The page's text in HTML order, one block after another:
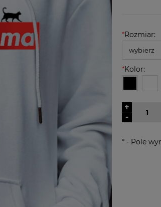
*Rozmiar:
*Kolor:
-
+
* - Pole